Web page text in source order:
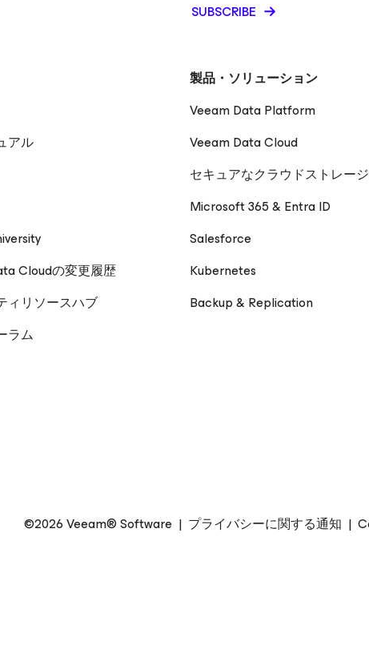
SUBSCRIBE
アル
Cloudの変更履歴
ィリソースハブ
ラム
製品・ソリューション
Veeam Data Platform
Veeam Data Cloud
セキュアなクラウドストレージ
Microsoft 365 & Entra ID
Salesforce
Kubernetes
Backup & Replication
©2026 Veeam® Software | プライバシーに関する通知 |